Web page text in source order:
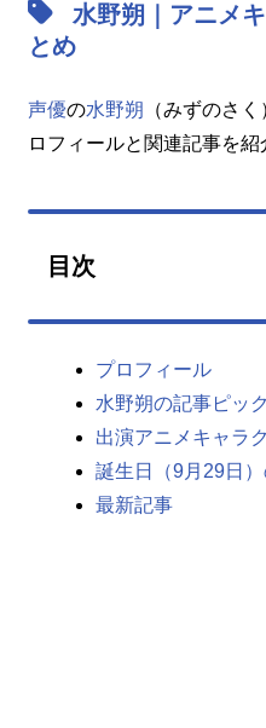
声優記事一覧
水野朔｜アニメ
とめ
声優の水野朔 （みずのさ
ロフィールと関連記事を紹
目次
プロフィール
水野朔の記事ピッ
出演アニメキャラ
誕生日（9月29日
最新記事